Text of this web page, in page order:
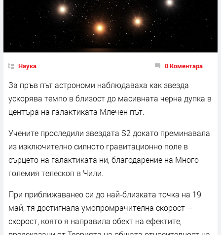
Наука 0 Коментара
За пръв път астрономи наблюдаваха как звезда
ускорява темпо в близост до масивната черна дупка в
центъра на галактиката Млечен път.
Учените проследили звездата S2 докато преминавала
из изключително силното гравитационно поле в
сърцето на галактиката ни, благодарение на Много
големия телескоп в Чили.
При приближаванео си до най-близката точка на 19
май, тя достигнала умопромрачителна скорост –
скорост, която я направила обект на ефектите,